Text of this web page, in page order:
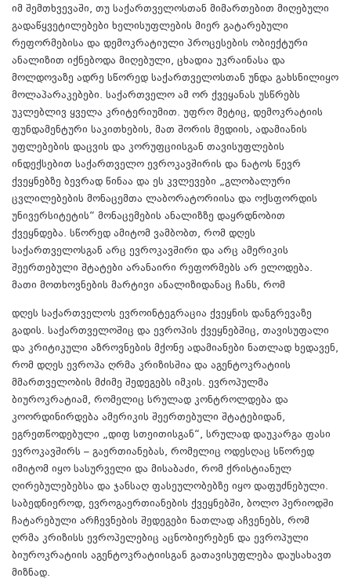
იმ შემთხვევაში, თუ საქართველოსთან მიმართებით მიღებული
გადაწყვეტილებები ხელისუფლების მიერ გატარებული
რეფორმებისა და დემოკრატიული პროცესების ობიექტური
ანალიზით იქნებოდა მიღებული, ცხადია უკრაინასა და
მოლდოვაზე ადრე სწორედ საქართველოსთან უნდა გახსნილიყო
მოლაპარაკებები. საქართველო ამ ორ ქვეყანას უსწრებს
უკლებლივ ყველა კრიტერიუმით. უფრო მეტიც, დემოკრატიის
ფუნდამენტური საკითხების, მათ შორის მედიის, ადამიანის
უფლებების დაცვის და კორუფციისგან თავისუფლების
ინდექსებით საქართველო ევროკავშირის და ნატოს წევრ
ქვეყნებზე ბევრად წინაა და ეს კვლევები „გლობალური
ცვლილებების მონაცემთა ლაბორატორიისა და ოქსფორდის
უნივერსიტეტის“ მონაცემების ანალიზზე დაყრდნობით
ქვეყნდება. სწორედ ამიტომ ვამბობთ, რომ დღეს
საქართველოსგან არც ევროკავშირი და არც ამერიკის
შეერთებული შტატები არანაირი რეფორმებს არ ელოდება.
მათი მოთხოვნების მარტივი ანალიზიდანაც ჩანს, რომ
დღეს საქართველოს ევროინტეგრაცია ქვეყნის დანგრევაზე
გადის. საქართველოშიც და ევროპის ქვეყნებშიც, თავისუფალი
და კრიტიკული აზროვნების მქონე ადამიანები ნათლად ხედავენ,
რომ დღეს ევროპა ღრმა კრიზისშია და აგენტოკრატიის
მმართველობის მძიმე შედეგებს იმკის. ევროპულმა
ბიუროკრატიამ, რომელიც სრულად კონტროლდება და
კოორდინირდება ამერიკის შეერთებული შტატებიდან,
ეგრეთწოდებული „დიფ სთეითისგან“, სრულად დაუკარგა ფასი
ევროკავშირს – გაერთიანებას, რომელიც ოდესღაც სწორედ
იმიტომ იყო სასურველი და მისაბაძი, რომ ქრისტიანულ
ღირებულებებსა და ჯანსაღ ფასეულობებზე იყო დაფუძნებული.
საბედნიეროდ, ევროგაერთიანების ქვეყნებში, ბოლო პერიოდში
ჩატარებული არჩევნების შედეგები ნათლად აჩვენებს, რომ
ღრმა კრიზისს ევროპელებიც აცნობიერებენ და ევროპული
ბიუროკრატიის აგენტოკრატიისგან გათავისუფლება დაუსახავთ
მიზნად.